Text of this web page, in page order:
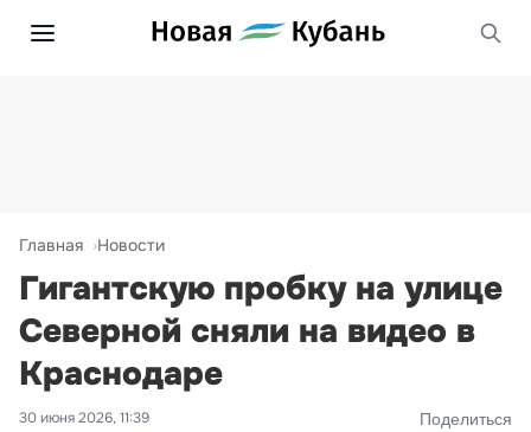
Главная Новости
Гигантскую пробку на улице
Северной сняли на видео в
Краснодаре
30 июня 2026, 11:39 Поделиться